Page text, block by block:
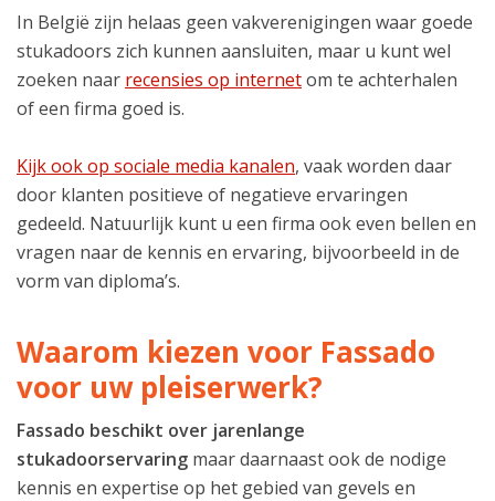
In België zijn helaas geen vakverenigingen waar goede
stukadoors zich kunnen aansluiten, maar u kunt wel
zoeken naar recensies op internetom te achterhalen
of een firma goed is.
Kijk ook op sociale media kanalen, vaak worden daar
door klanten positieve of negatieve ervaringen
gedeeld. Natuurlijk kunt u een firma ook even bellen en
vragen naar de kennis en ervaring, bijvoorbeeld in de
vorm van diploma’s.
Waarom kiezen voor Fassado
voor uw pleiserwerk?
Fassado beschikt over jarenlange
stukadoorservaring maar daarnaast ook de nodige
kennis en expertise op het gebied van gevels en